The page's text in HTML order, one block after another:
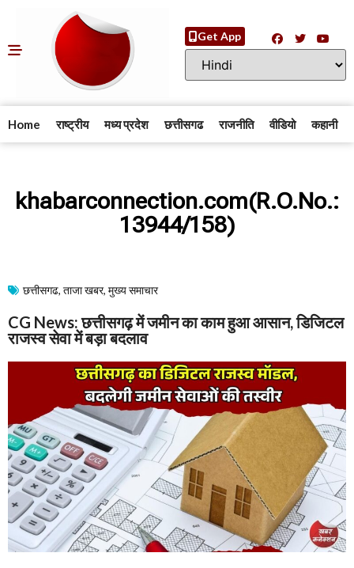
Get App
Home राष्ट्रीय मध्य प्रदेश छत्तीसगढ राजनीति वीडियो कहानी
khabarconnection.com(R.O.No.:
13944/158)
छत्तीसगढ, ताजा खबर, मुख्य समाचार​
CG News: छत्तीसगढ़ में जमीन का काम हुआ आसान, डिजिटल
राजस्व सेवा में बड़ा बदलाव